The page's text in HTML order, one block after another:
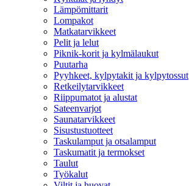
Lämpömittarit
Lompakot
Matkatarvikkeet
Pelit ja lelut
Piknik-korit ja kylmälaukut
Puutarha
Pyyhkeet, kylpytakit ja kylpytossut
Retkeilytarvikkeet
Riippumatot ja alustat
Sateenvarjot
Saunatarvikkeet
Sisustustuotteet
Taskulamput ja otsalamput
Taskumatit ja termokset
Taulut
Työkalut